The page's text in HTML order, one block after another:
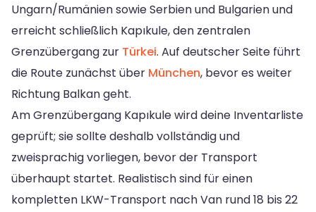
Ungarn/Rumänien sowie Serbien und Bulgarien und
erreicht schließlich Kapıkule, den zentralen
Grenzübergang zur Türkei. Auf deutscher Seite führt
die Route zunächst über München, bevor es weiter
Richtung Balkan geht.
Am Grenzübergang Kapıkule wird deine Inventarliste
geprüft; sie sollte deshalb vollständig und
zweisprachig vorliegen, bevor der Transport
überhaupt startet. Realistisch sind für einen
kompletten LKW-Transport nach Van rund 18 bis 22